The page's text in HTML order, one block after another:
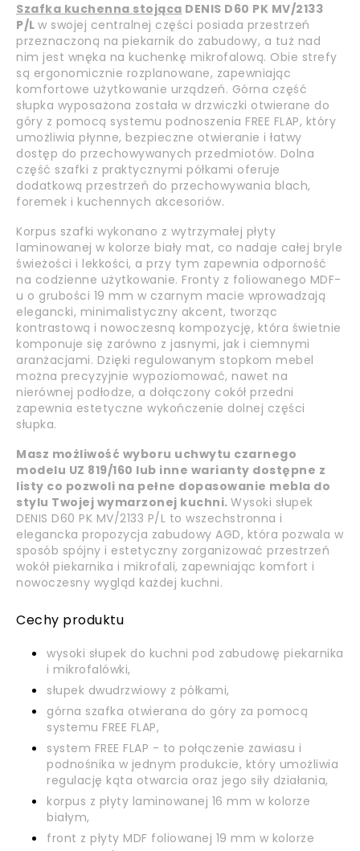
Szafka kuchenna stojąca DENIS D60 PK MV/2133
P/L w swojej centralnej części posiada przestrzeń
przeznaczoną na piekarnik do zabudowy, a tuż nad
nim jest wnęka na kuchenkę mikrofalową. Obie strefy
są ergonomicznie rozplanowane, zapewniając
komfortowe użytkowanie urządzeń. Górna część
słupka wyposażona została w drzwiczki otwierane do
góry z pomocą systemu podnoszenia FREE FLAP, który
umożliwia płynne, bezpieczne otwieranie i łatwy
dostęp do przechowywanych przedmiotów. Dolna
część szafki z praktycznymi półkami oferuje
dodatkową przestrzeń do przechowywania blach,
foremek i kuchennych akcesoriów.
Korpus szafki wykonano z wytrzymałej płyty
laminowanej w kolorze biały mat, co nadaje całej bryle
świeżości i lekkości, a przy tym zapewnia odporność
na codzienne użytkowanie. Fronty z foliowanego MDF-
u o grubości 19 mm w czarnym macie wprowadzają
elegancki, minimalistyczny akcent, tworząc
kontrastową i nowoczesną kompozycję, która świetnie
komponuje się zarówno z jasnymi, jak i ciemnymi
aranżacjami. Dzięki regulowanym stopkom mebel
można precyzyjnie wypoziomować, nawet na
nierównej podłodze, a dołączony cokół przedni
zapewnia estetyczne wykończenie dolnej części
słupka.
Masz możliwość wyboru uchwytu czarnego
modelu UZ 819/160 lub inne warianty dostępne z
listy co pozwoli na pełne dopasowanie mebla do
stylu Twojej wymarzonej kuchni. Wysoki słupek
DENIS D60 PK MV/2133 P/L to wszechstronna i
elegancka propozycja zabudowy AGD, która pozwala w
sposób spójny i estetyczny zorganizować przestrzeń
wokół piekarnika i mikrofali, zapewniając komfort i
nowoczesny wygląd każdej kuchni.
Cechy produktu
wysoki słupek do kuchni pod zabudowę piekarnika
i mikrofalówki,
słupek dwudrzwiowy z półkami,
górna szafka otwierana do góry za pomocą
systemu FREE FLAP,
system FREE FLAP - to połączenie zawiasu i
podnośnika w jednym produkcie, który umożliwia
regulację kąta otwarcia oraz jego siły działania,
korpus z płyty laminowanej 16 mm w kolorze
białym,
front z płyty MDF foliowanej 19 mm w kolorze